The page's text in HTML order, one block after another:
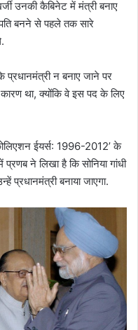
उनकी कैबिनेट में मंत्री बनाए
बनने से पहले तक सारे
प्रधानमंत्री न बनाए जाने पर
था, क्योंकि वे इस पद के लिए
ईयर्स: 1996-2012’ के
ने लिखा है कि सोनिया गांधी
प्रधानमंत्री बनाया जाएगा.